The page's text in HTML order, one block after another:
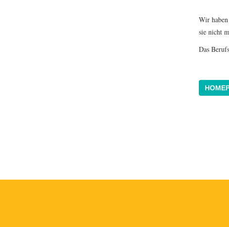
Wir
sie nicht
Das